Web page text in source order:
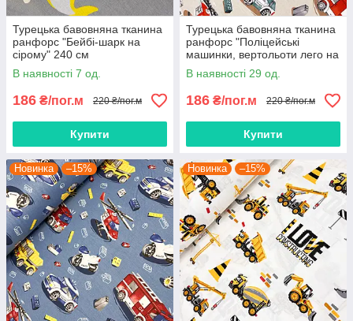
Турецька бавовняна тканина
ранфорс "Бейбі-шарк на
сірому" 240 см
В наявності 7 од.
186 ₴/пог.м 220 ₴/пог.м
Купити
Турецька бавовняна тканина
ранфорс "Поліцейські
машинки, вертольоти лего на
бежевому" 240 см
В наявності 29 од.
186 ₴/пог.м 220 ₴/пог.м
Купити
Новинка –15% Новинка –15%